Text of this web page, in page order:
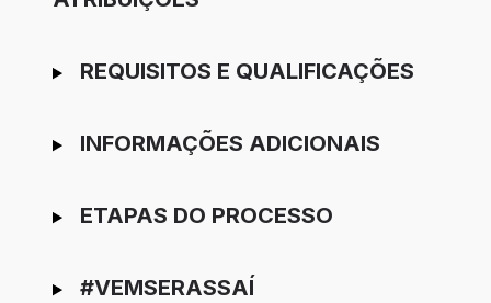
REQUISITOS E QUALIFICAÇÕES
INFORMAÇÕES ADICIONAIS
ETAPAS DO PROCESSO
#VEMSERASSAÍ